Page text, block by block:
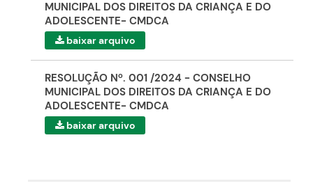
MUNICIPAL DOS DIREITOS DA CRIANÇA E DO
ADOLESCENTE- CMDCA
baixar arquivo
RESOLUÇÃO Nº. 001 /2024 - CONSELHO
MUNICIPAL DOS DIREITOS DA CRIANÇA E DO
ADOLESCENTE- CMDCA
baixar arquivo